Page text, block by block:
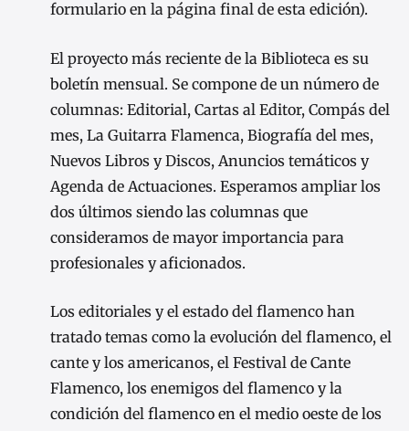
formulario en la página final de esta edición).
El proyecto más reciente de la Biblioteca es su
boletín mensual. Se compone de un número de
columnas: Editorial, Cartas al Editor, Compás del
mes, La Guitarra Flamenca, Biografía del mes,
Nuevos Libros y Discos, Anuncios temáticos y
Agenda de Actuaciones. Esperamos ampliar los
dos últimos siendo las columnas que
consideramos de mayor importancia para
profesionales y aficionados.
Los editoriales y el estado del flamenco han
tratado temas como la evolución del flamenco, el
cante y los americanos, el Festival de Cante
Flamenco, los enemigos del flamenco y la
condición del flamenco en el medio oeste de los